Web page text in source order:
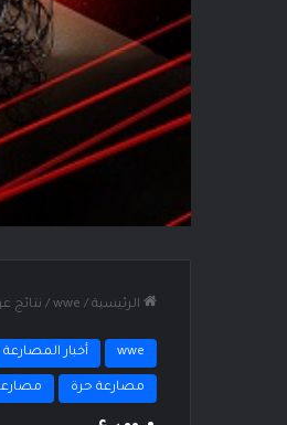
الرئيسية /
wwe
/ نتائج عرض
wwe أخبار المصارعة
مصارعة حرة مصارعة